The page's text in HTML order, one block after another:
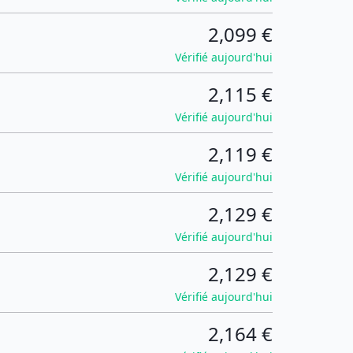
2,099 €
Vérifié aujourd'hui
2,115 €
Vérifié aujourd'hui
2,119 €
Vérifié aujourd'hui
2,129 €
Vérifié aujourd'hui
2,129 €
Vérifié aujourd'hui
2,164 €